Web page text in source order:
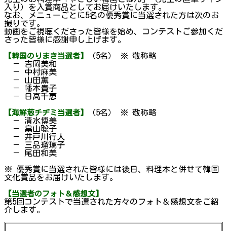
入り）を入賞商品としてお届けいたします。
なお、メニューごとに5名の優秀賞に当選された方は次のお
撮りです。
動画をご視聴くださった皆様を始め、コンテストご参加くだ
さった皆様に感謝申し上げます。
【韓国のりまき当選者】
（5名） ※ 敬称略
－ 吉岡美和
－ 中村麻美
－ 山田薫
－ 幡本貴子
－ 日高千恵
【海鮮葱チヂミ当選者】
（5名） ※ 敬称略
－ 清水博美
－ 畠山聡子
－ 井戸川行人
－ 三品瑠璃子
－ 尾田和美
※ 優秀賞に当選された皆様には後日、料理本と併せて韓国
文化賞品をお届けいたします。
【当選者のフォト＆感想文】
第5回コンテストで当選された方々のフォト＆感想文をご紹
介します。